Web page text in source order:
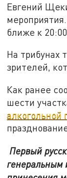
Евгений
ближе к
На трибунах
зрителей,
Как ранее
шести
алкогольной
Первый